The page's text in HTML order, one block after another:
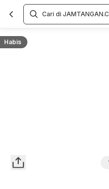
Habis
Overview